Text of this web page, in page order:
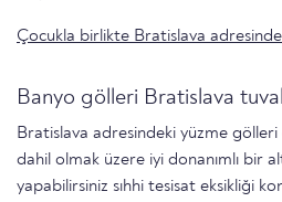
Çocukla birlikte Bratislava
Banyo gölleri Bratislava
Bratislava adresindeki yüzme
dahil olmak üzere iyi donanımlı bir
yapabilirsiniz sıhhi tesisat eksikliği